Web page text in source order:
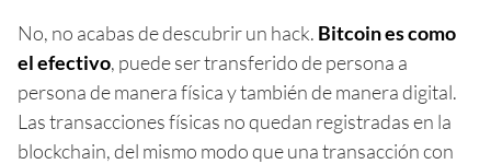
No, no acabas de descubrir un hack. Bitcoin es como
el efectivo, puede ser transferido de persona a
persona de manera física y también de manera digital.
Las transacciones físicas no quedan registradas en la
blockchain, del mismo modo que una transacción con